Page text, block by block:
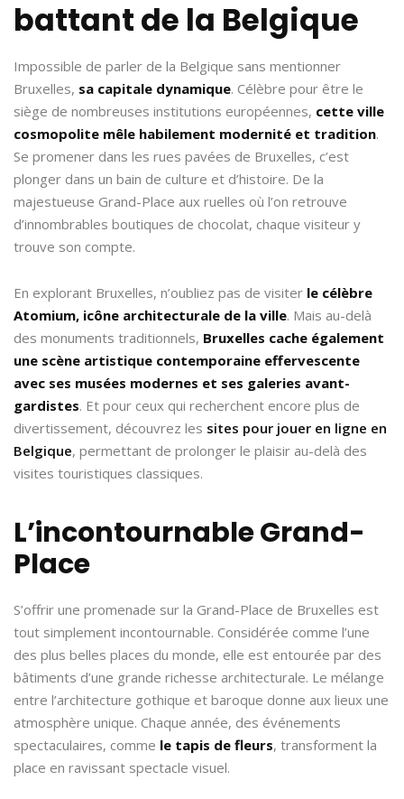
battant de la Belgique
Impossible de parler de la Belgique sans mentionner
Bruxelles, sa capitale dynamique. Célèbre pour être le
siège de nombreuses institutions européennes, cette ville
cosmopolite mêle habilement modernité et tradition.
Se promener dans les rues pavées de Bruxelles, c’est
plonger dans un bain de culture et d’histoire. De la
majestueuse Grand-Place aux ruelles où l’on retrouve
d’innombrables boutiques de chocolat, chaque visiteur y
trouve son compte.
En explorant Bruxelles, n’oubliez pas de visiter le célèbre
Atomium, icône architecturale de la ville. Mais au-delà
des monuments traditionnels, Bruxelles cache également
une scène artistique contemporaine effervescente
avec ses musées modernes et ses galeries avant-
gardistes. Et pour ceux qui recherchent encore plus de
divertissement, découvrez les sites pour jouer en ligne en
Belgique, permettant de prolonger le plaisir au-delà des
visites touristiques classiques.
L’incontournable Grand-
Place
S’offrir une promenade sur la Grand-Place de Bruxelles est
tout simplement incontournable. Considérée comme l’une
des plus belles places du monde, elle est entourée par des
bâtiments d’une grande richesse architecturale. Le mélange
entre l’architecture gothique et baroque donne aux lieux une
atmosphère unique. Chaque année, des événements
spectaculaires, comme le tapis de fleurs, transforment la
place en ravissant spectacle visuel.